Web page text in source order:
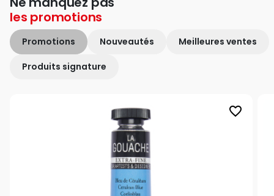
les promotions
Promotions Nouveautés Meilleures ventes
Produits signature
favorite_border